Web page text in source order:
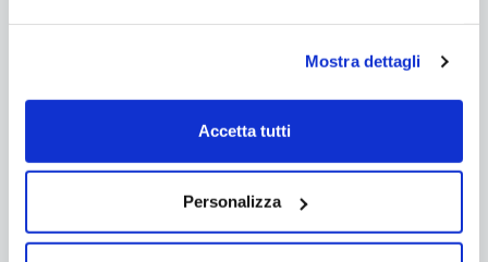
Mostra dettagli
Accetta tutti
Personalizza
Seleziona...